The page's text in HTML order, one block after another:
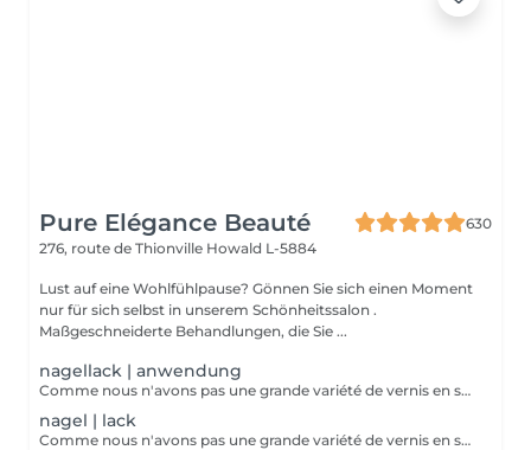
Pure Elégance Beauté
630
276, route de Thionville Howald L-5884
Lust auf eine Wohlfühlpause? Gönnen Sie sich einen Moment
nur für sich selbst in unserem Schönheitssalon .
Maßgeschneiderte Behandlungen, die Sie ...
nagellack | anwendung
Comme nous n'avons pas une grande variété de vernis en stock, nous vous proposons de ramenez votre vernis à ongles à vous.
nagel | lack
Comme nous n'avons pas une grande variété de vernis en stock, nous vous proposons de ramenez votre vernis à ongles à vous.